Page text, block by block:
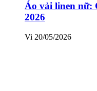
Áo vải linen nữ:
2026
Vi 20/05/2026